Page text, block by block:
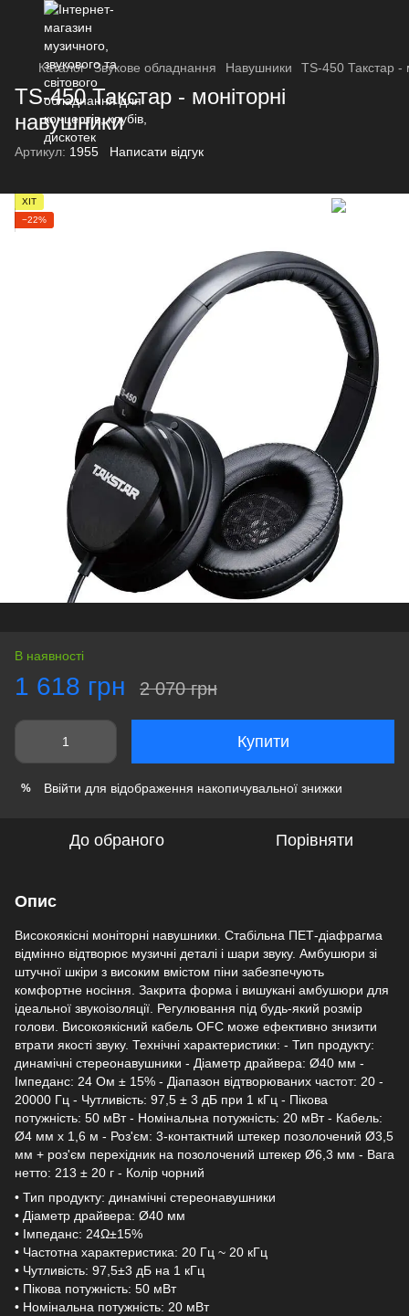
Каталог Звукове обладнання Навушники TS-450 Такстар -
TS-450 Такстар - моніторні
навушники
Артикул: 1955 Написати відгук
ХІТ
−22%
В наявності
1 618 грн 2 070 грн
Купити
% Ввійти для відображення накопичувальної знижки
До обраного Порівняти
Опис
Високоякісні моніторні навушники. Стабільна ПЕТ-діафрагма
відмінно відтворює музичні деталі і шари звуку. Амбушюри зі
штучної шкіри з високим вмістом піни забезпечують
комфортне носіння. Закрита форма і вишукані амбушюри для
ідеальної звукоізоляції. Регулювання під будь-який розмір
голови. Високоякісний кабель OFC може ефективно знизити
втрати якості звуку. Технічні характеристики: - Тип продукту:
динамічні стереонавушники - Діаметр драйвера: Ø40 мм -
Імпеданс: 24 Ом ± 15% - Діапазон відтворюваних частот: 20 -
20000 Гц - Чутливість: 97,5 ± 3 дБ при 1 кГц - Пікова
потужність: 50 мВт - Номінальна потужність: 20 мВт - Кабель:
Ø4 мм х 1,6 м - Роз'єм: 3-контактний штекер позолочений Ø3,5
мм + роз'єм перехідник на позолочений штекер Ø6,3 мм - Вага
нетто: 213 ± 20 г - Колір чорний
• Тип продукту: динамічні стереонавушники
• Діаметр драйвера: Ø40 мм
• Імпеданс: 24Ω±15%
• Частотна характеристика: 20 Гц ~ 20 кГц
• Чутливість: 97,5±3 дБ на 1 кГц
• Пікова потужність: 50 мВт
• Номінальна потужність: 20 мВт